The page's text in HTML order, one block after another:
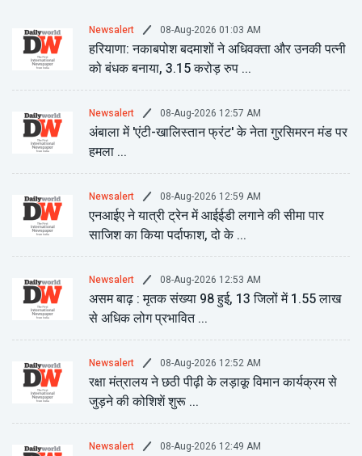
Newsalert 08-Aug-2026 01:03 AM
हरियाणा: नकाबपोश बदमाशों ने अधिवक्ता और उनकी पत्नी
को बंधक बनाया, 3.15 करोड़ रुप ...
Newsalert 08-Aug-2026 12:57 AM
अंबाला में 'एंटी-खालिस्तान फ्रंट' के नेता गुरसिमरन मंड पर
हमला ...
Newsalert 08-Aug-2026 12:59 AM
एनआईए ने यात्री ट्रेन में आईईडी लगाने की सीमा पार
साजिश का किया पर्दाफाश, दो के ...
Newsalert 08-Aug-2026 12:53 AM
असम बाढ़ : मृतक संख्या 98 हुई, 13 जिलों में 1.55 लाख
से अधिक लोग प्रभावित ...
Newsalert 08-Aug-2026 12:52 AM
रक्षा मंत्रालय ने छठी पीढ़ी के लड़ाकू विमान कार्यक्रम से
जुड़ने की कोशिशें शुरू ...
Newsalert 08-Aug-2026 12:49 AM